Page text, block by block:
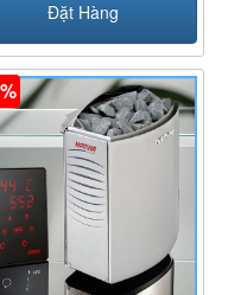
Đặt Hàng